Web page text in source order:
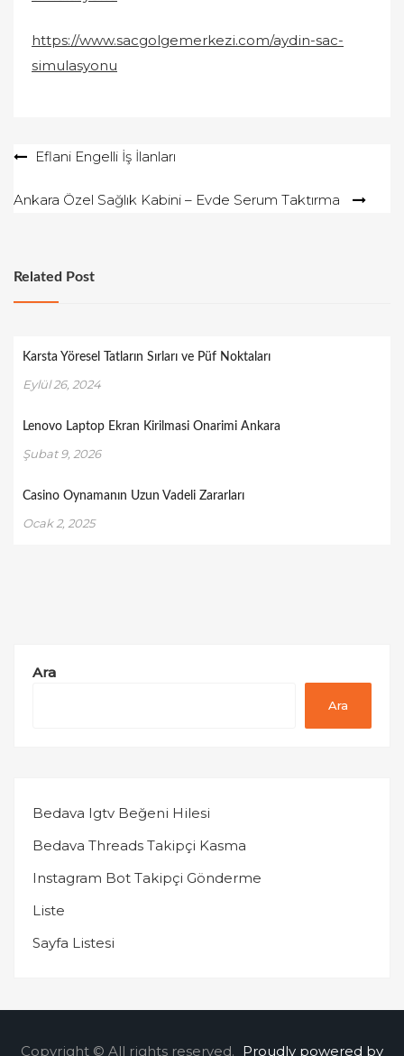
https://www.sacgolgemerkezi.com/aydin-sac-
simulasyonu
YazıEflani Engelli İş İlanları
Ankara Özel Sağlık Kabini – Evde Serum Taktırma
Related Post
Karsta Yöresel Tatların Sırları ve Püf Noktaları
Eylül 26, 2024
Lenovo Laptop Ekran Kirilmasi Onarimi Ankara
Şubat 9, 2026
Casino Oynamanın Uzun Vadeli Zararları
Ocak 2, 2025
Ara
Ara
Bedava Igtv Beğeni Hilesi
Bedava Threads Takipçi Kasma
Instagram Bot Takipçi Gönderme
Liste
Sayfa Listesi
Copyright © All rights reserved. Proudly powered by